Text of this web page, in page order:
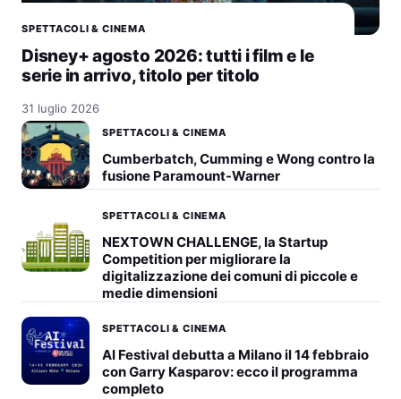
SPETTACOLI & CINEMA
Disney+ agosto 2026: tutti i film e le
serie in arrivo, titolo per titolo
31 luglio 2026
SPETTACOLI & CINEMA
Cumberbatch, Cumming e Wong contro la
fusione Paramount-Warner
SPETTACOLI & CINEMA
NEXTOWN CHALLENGE, la Startup
Competition per migliorare la
digitalizzazione dei comuni di piccole e
medie dimensioni
SPETTACOLI & CINEMA
AI Festival debutta a Milano il 14 febbraio
con Garry Kasparov: ecco il programma
completo